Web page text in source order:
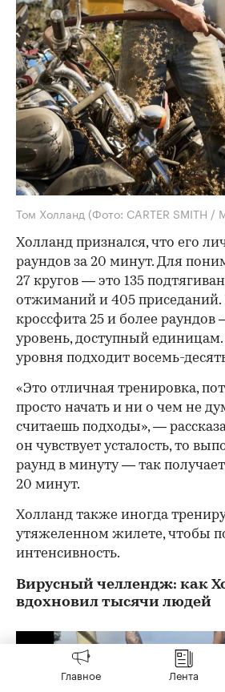
Том Холланд (Фото: CARTER SMITH /
Холланд признался, что его
раундов за 20 минут. Для
27 кругов — это 135
отжиманий и 405 приседаний.
кроссфита 25 и более
уровень, доступный единицам.
уровня подходит восемь-
«Это отличная тренировка,
просто начать и ни о чем не
считаешь подходы», —
он чувствует усталость, то
раунд в минуту — так
20 минут.
Холланд также иногда
утяжеленном жилете, чтобы
интенсивность.
Вирусный челлендж: как
вдохновил тысячи людей
Главное Лента